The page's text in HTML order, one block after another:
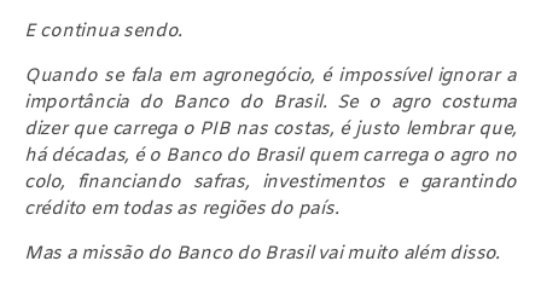
E continua sendo.
Quando se fala em agronegócio, é impossível ignorar a
importância do Banco do Brasil. Se o agro costuma
dizer que carrega o PIB nas costas, é justo lembrar que,
há décadas, é o Banco do Brasil quem carrega o agro no
colo, financiando safras, investimentos e garantindo
crédito em todas as regiões do país.
Mas a missão do Banco do Brasil vai muito além disso.